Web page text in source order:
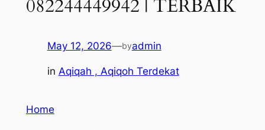
082244449942 | TERBAIK
May 12, 2026—byadmin
in Aqiqah , Aqiqoh Terdekat
Home